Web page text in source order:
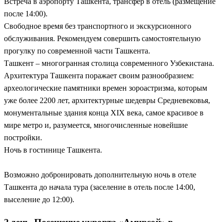
Ташкент во всем многообразии.
прикладного искусства до парка «Ташкент-Сити» с поющими
фонтанами.
после 14:00).
Свободное время без транспортного и экскурсионного
обслуживания. Рекомендуем совершить самостоятельную
прогулку по современной части Ташкента.
Ташкент – многогранная столица современного Узбекистана.
Архитектура Ташкента поражает своим разнообразием:
археологические памятники времен зороастризма, которым
уже более 2200 лет, архитектурные шедевры Средневековья,
монументальные здания конца XIX века, самое красивое в
мире метро и, разумеется, многочисленные новейшие
постройки.
Ночь в гостинице Ташкента.
Возможно добронировать дополнительную ночь в отеле
Ташкента до начала тура (заселение в отель после 14:00,
выселение до 12:00).